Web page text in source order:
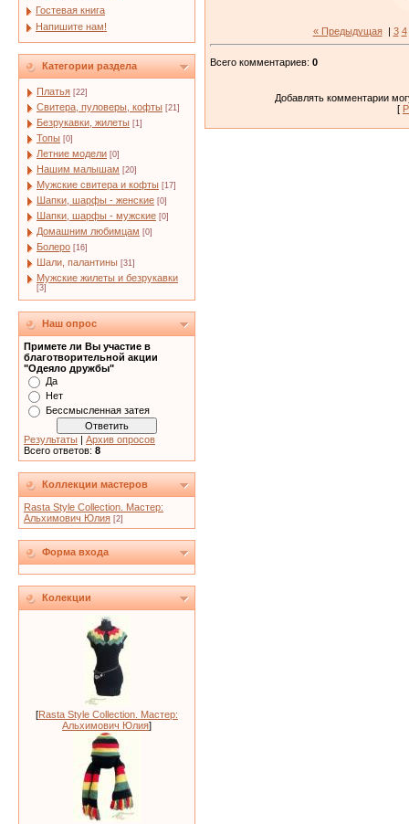
Гостевая книга
Напишите нам!
Категории раздела
Платья [22]
Свитера, пуловеры, кофты [21]
Безрукавки, жилеты [1]
Топы [0]
Летние модели [0]
Нашим малышам [20]
Мужские свитера и кофты [17]
Шапки, шарфы - женские [0]
Шапки, шарфы - мужские [0]
Домашним любимцам [0]
Болеро [16]
Шали, палантины [31]
Мужские жилеты и безрукавки
[3]
Наш опрос
Примете ли Вы участие в
благотворительной акции
"Одеяло дружбы"
Да
Нет
Бессмысленная затея
Результаты | Архив опросов
Всего ответов: 8
Коллекции мастеров
Rasta Style Collection. Мастер:
Альхимович Юлия [2]
Форма входа
Колекции
[Rasta Style Collection. Мастер:
Альхимович Юлия]
« Предыдущая| 3 4
Всего комментариев: 0
Добавлять комментарии
[